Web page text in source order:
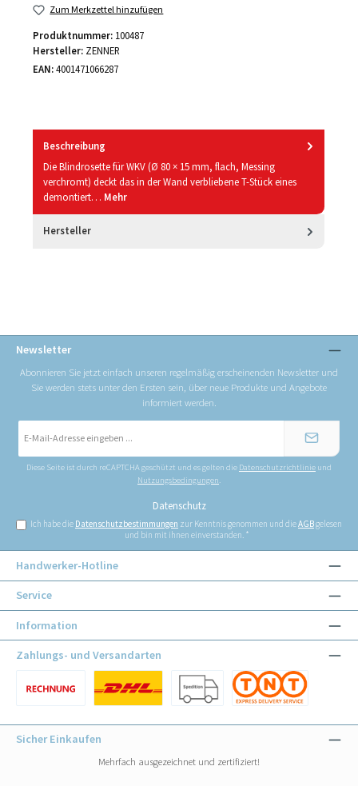
Zum Merkzettel hinzufügen
Produktnummer: 100487
Hersteller: ZENNER
EAN:4001471066287
Beschreibung
Die Blindrosette für WKV (Ø 80 × 15 mm, flach, Messing
verchromt) deckt das in der Wand verbliebene T-Stück eines
demontiert… Mehr
Hersteller
Newsletter
Abonnieren Sie jetzt einfach unseren regelmäßig erscheinenden Newsletter und
Sie werden stets unter den Ersten sein, über neue Produkte und Angebote
informiert werden.
Mail-
Diese Seite ist durch reCAPTCHA geschützt und es gelten die Datenschutzrichtlinie und
Nutzungsbedingungen.
Datenschutz
Ich habe die Datenschutzbestimmungen zur Kenntnis genommen und dieAGBgelesen
und bin mit ihnen einverstanden. *
Handwerker-Hotline
Service
Information
Zahlungs- und Versandarten
Sicher Einkaufen
Mehrfach ausgezeichnet und zertifiziert!